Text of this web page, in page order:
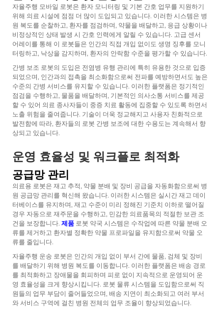
자율주행 모바일 로봇은 환자 모니터링 및 기본 간호 업무를 지원하기
위해 의료 시설에 점점 더 많이 도입되고 있습니다. 이러한 시스템은 병
원 복도를 순찰하고, 환자를 점검하며, 약물을 배달하고, 응급 상황이나
비정상적인 상태 발생 시 간호 인력에게 알릴 수 있습니다. 고급 센서
어레이를 통해 이 로봇들은 인간의 직접 개입 없이도 생명 징후를 모니
터링하고, 낙상을 감지하며, 환자의 안락함 수준을 평가할 수 있습니다.
간병 보조 로봇의 도입은 전염병 유행 관리에 특히 유용한 것으로 입증
되었으며, 인간과의 접촉을 최소화함으로써 전파를 예방하면서도 높은
수준의 간병 서비스를 유지할 수 있습니다. 이러한 플랫폼은 정기적인
점검을 수행하고, 물품을 배달하며, 기본적인 의사소통 서비스를 제공
할 수 있어 의료 종사자들이 중증 치료 활동에 집중할 수 있도록 하면서
노출 위험을 줄여줍니다. 기술이 더욱 정교해지고 사용자 친화적으로
발전함에 따라, 환자들의 로봇 간병 보조에 대한 수용도는 계속해서 향
상되고 있습니다.
운영 효율성 및 워크플로 최적화
공급망 관리
의료용 로봇은 재고 추적, 약물 분배 및 장비 공급을 자동화함으로써 병
원 공급망 관리를 혁신해 왔습니다. 이러한 시스템은 실시간 재고 데이
터베이스를 유지하며, 재고 수준이 미리 정해진 기준치 이하로 떨어질
경우 자동으로 재주문을 수행하고, 민감한 의료품목의 적절한 보관 조
건을 보장합니다. 제품 로봇 약국 시스템은 수작업에 따른 약물 분배 오
류를 제거하고 환자별 정확한 약물 프로파일을 유지함으로써 약물 오
류를 줄입니다.
자율주행 운송 로봇은 인간의 개입 없이 부서 간에 물품, 검체 및 장비
를 배달하기 위해 병원 복도를 이동합니다. 이러한 플랫폼은 배송 경로
를 최적화하고 장애물을 회피하며 피로 없이 지속적으로 운영되어 운
영 효율성을 크게 향상시킵니다. 로봇 물류 시스템을 도입함으로써 직
원들의 업무 부담이 줄어들었으며, 배송 지연이 최소화되고 여러 부서
와 서비스 구역에 걸친 병원 전체의 업무 조율이 향상되었습니다.